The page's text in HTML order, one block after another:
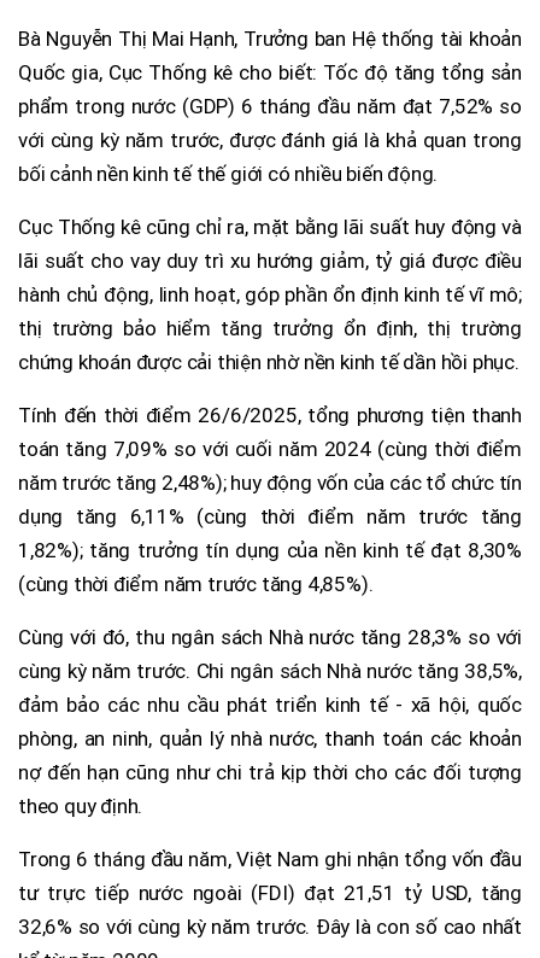
Bà Nguyễn Thị Mai Hạnh, Trưởng ban Hệ thống tài khoản
Quốc gia, Cục Thống kê cho biết: Tốc độ tăng tổng sản
phẩm trong nước (GDP) 6 tháng đầu năm đạt 7,52% so
với cùng kỳ năm trước, được đánh giá là khả quan trong
bối cảnh nền kinh tế thế giới có nhiều biến động.
Cục Thống kê cũng chỉ ra, mặt bằng lãi suất huy động và
lãi suất cho vay duy trì xu hướng giảm, tỷ giá được điều
hành chủ động, linh hoạt, góp phần ổn định kinh tế vĩ mô;
thị trường bảo hiểm tăng trưởng ổn định, thị trường
chứng khoán được cải thiện nhờ nền kinh tế dần hồi phục.
Tính đến thời điểm 26/6/2025, tổng phương tiện thanh
toán tăng 7,09% so với cuối năm 2024 (cùng thời điểm
năm trước tăng 2,48%); huy động vốn của các tổ chức tín
dụng tăng 6,11% (cùng thời điểm năm trước tăng
1,82%); tăng trưởng tín dụng của nền kinh tế đạt 8,30%
(cùng thời điểm năm trước tăng 4,85%).
Cùng với đó, thu ngân sách Nhà nước tăng 28,3% so với
cùng kỳ năm trước. Chi ngân sách Nhà nước tăng 38,5%,
đảm bảo các nhu cầu phát triển kinh tế - xã hội, quốc
phòng, an ninh, quản lý nhà nước, thanh toán các khoản
nợ đến hạn cũng như chi trả kịp thời cho các đối tượng
theo quy định.
Trong 6 tháng đầu năm, Việt Nam ghi nhận tổng vốn đầu
tư trực tiếp nước ngoài (FDI) đạt 21,51 tỷ USD, tăng
32,6% so với cùng kỳ năm trước. Đây là con số cao nhất